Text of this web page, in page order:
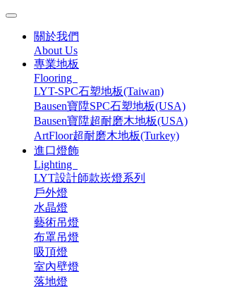
關於我們
About Us
專業地板
Flooring
LYT-SPC石塑地板(Taiwan)
Bausen寶陞SPC石塑地板(USA)
Bausen寶陞超耐磨木地板(USA)
ArtFloor超耐磨木地板(Turkey)
進口燈飾
Lighting
LYT設計師款崁燈系列
戶外燈
水晶燈
藝術吊燈
布罩吊燈
吸頂燈
室內壁燈
落地燈